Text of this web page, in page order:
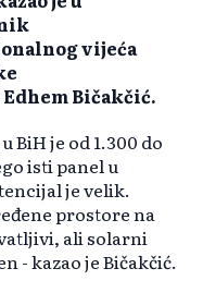
vijeća
Bičakčić.
je od 1.300 do
isti panel u
je velik.
prostore na
ali solarni
- kazao je Bičakčić.